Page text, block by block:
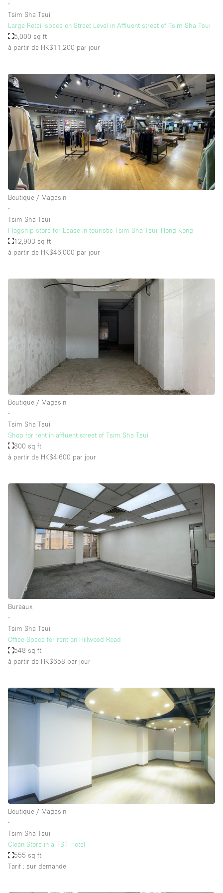
∙
Tsim Sha Tsui
Large Retail space on Street Level in Affluent street of Tsim Sha Tsui
5,000 sq ft
à partir de HK$11,200 par jour
Boutique / Magasin
∙
Tsim Sha Tsui
Flagship store for Lease in touristic Tsim Sha Tsui, Hong Kong
12,903 sq ft
à partir de HK$46,000 par jour
Boutique / Magasin
∙
Tsim Sha Tsui
Shop for rent in affluent street of Tsim Sha Tsui
800 sq ft
à partir de HK$4,600 par jour
Bureaux
∙
Tsim Sha Tsui
Office Space for rent on Hillwood Road
548 sq ft
à partir de HK$658 par jour
Boutique / Magasin
∙
Tsim Sha Tsui
Clean Store in a TST Hotel
555 sq ft
Tarif : sur demande